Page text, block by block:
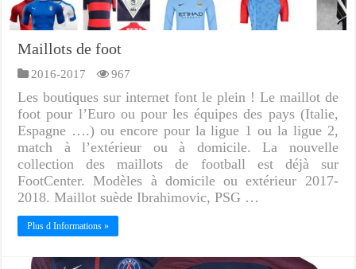
Maillots de foot
2016-2017 967
Les boutiques sur internet font le plein ! Le maillot de
foot pour l’Euro ou pour les équipes des pays (Italie,
Espagne ….) ou encore pour la ligue 1 ou la ligue 2,
match à l’extérieur ou à domicile. La nouvelle
collection des maillots de football est déjà sur
FootCenter. Modèles à domicile ou extérieur 2017-
2018. Maillot suède Ibrahimovic, PSG …
Plus d Informations »